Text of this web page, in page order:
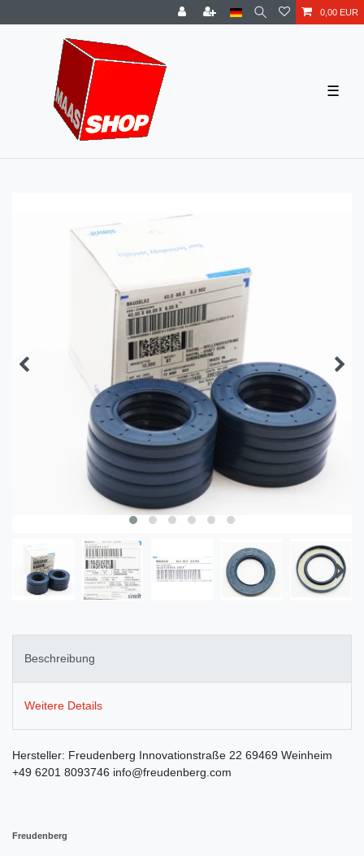
0,00 EUR
☰
Beschreibung
Weitere Details
Hersteller: Freudenberg Innovationstraße 22 69469 Weinheim
+49 6201 8093746 info@freudenberg.com
Freudenberg